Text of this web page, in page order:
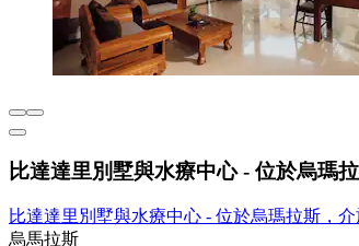
比達達里別墅與水療中心 - 位於烏瑪
比達達里別墅與水療中心 - 位於烏瑪拉斯，
烏馬拉斯